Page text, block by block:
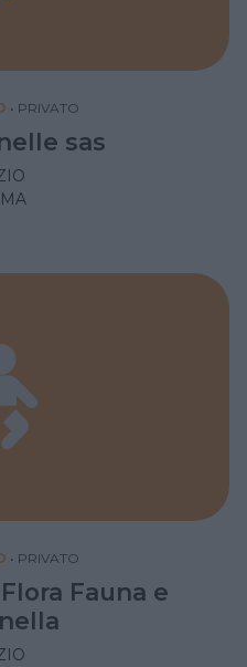
• PRIVATO
sas
• PRIVATO
Fauna e